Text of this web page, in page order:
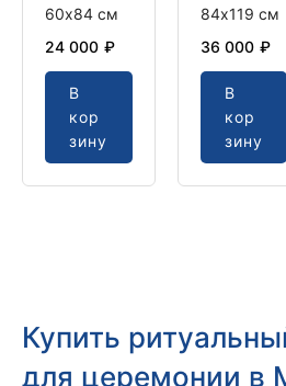
60х84 см
₽
24 000
В
кор
зину
84х119 см
₽
36 000
В
кор
зину
Купить
для церемонии в